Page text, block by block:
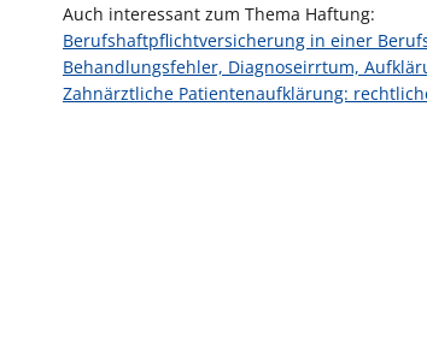
Auch interessant zum Thema Haftung:
Berufshaftpflichtversicherung in einer
Behandlungsfehler, Diagnoseirrtum,
Zahnärztliche Patientenaufklärung: